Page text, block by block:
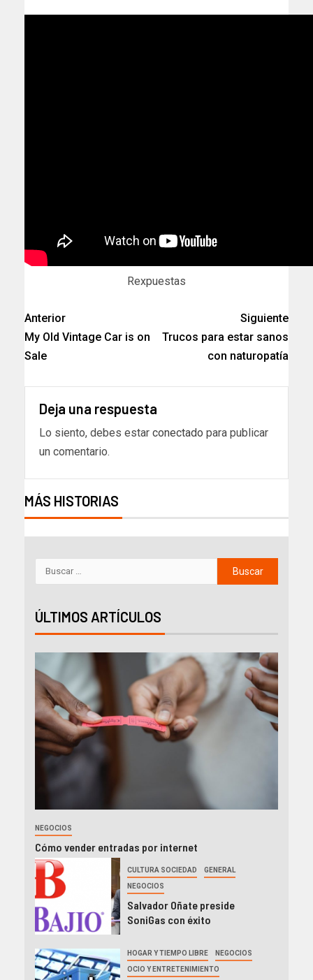
Rexpuestas
Anterior
My Old Vintage Car is on
Sale
Siguiente
Trucos para estar sanos
con naturopatía
Deja una respuesta
Lo siento, debes estar conectado para publicar
un comentario.
MÁS HISTORIAS
ÚLTIMOS ARTÍCULOS
NEGOCIOS
Cómo vender entradas por internet
CULTURA SOCIEDAD GENERAL
NEGOCIOS
Salvador Oñate preside
SoniGas con éxito
HOGAR Y TIEMPO LIBRE NEGOCIOS
OCIO Y ENTRETENIMIENTO